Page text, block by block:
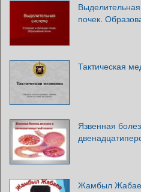
почек.
Тактическая
Язвенная
Жамбыл